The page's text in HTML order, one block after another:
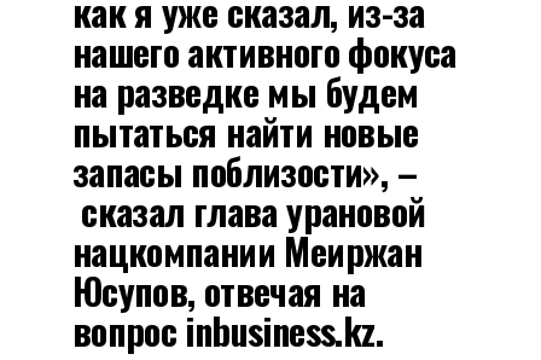
как я уже сказал, из-за
нашего активного фокуса
на разведке мы будем
пытаться найти новые
запасы поблизости», –
сказал глава урановой
нацкомпании Меиржан
Юсупов, отвечая на
вопрос inbusiness.kz.